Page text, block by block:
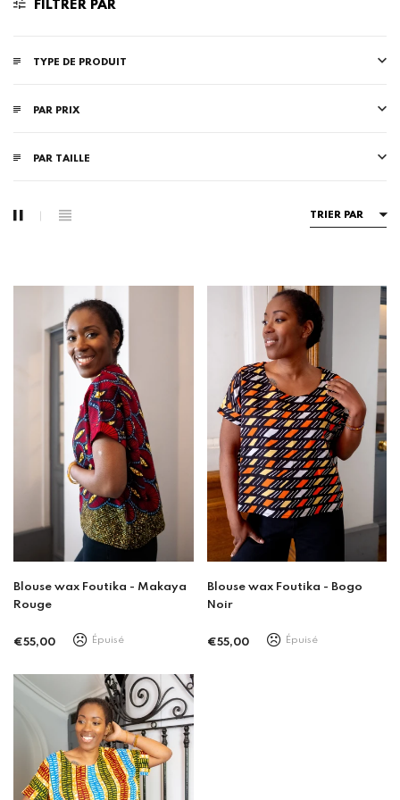
TRIER PAR
FILTRER PAR
TYPE DE PRODUIT
PAR PRIX
PAR TAILLE
Blouse wax Foutika - Makaya
Rouge
€55,00 Épuisé
Blouse wax Foutika - Bogo
Noir
€55,00 Épuisé